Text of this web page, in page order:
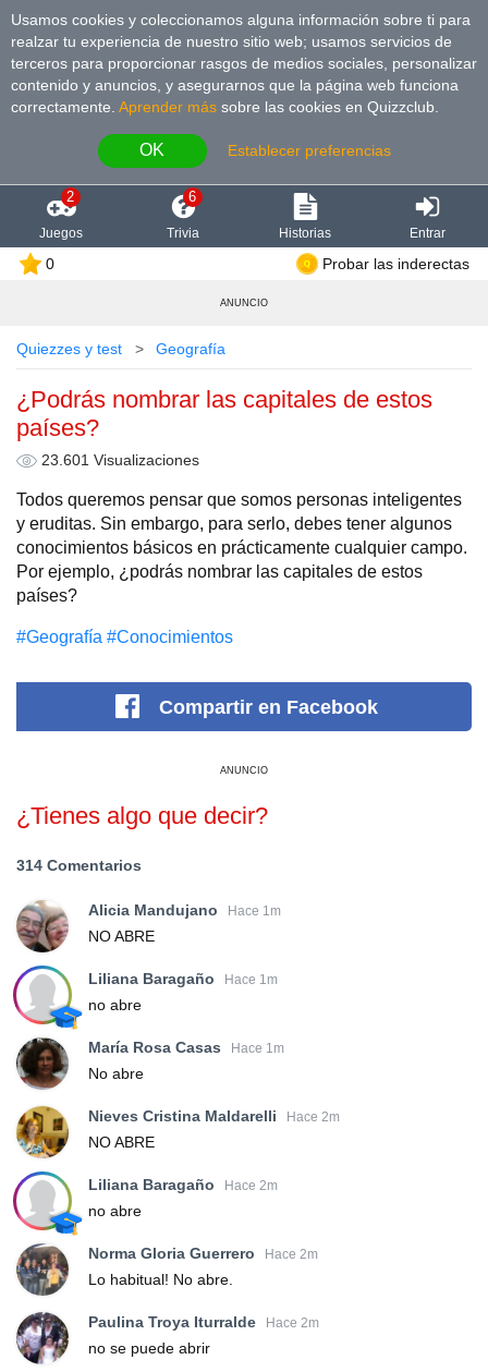
Usamos cookies y coleccionamos alguna información sobre ti para
realzar tu experiencia de nuestro sitio web; usamos servicios de
terceros para proporcionar rasgos de medios sociales, personalizar
contenido y anuncios, y asegurarnos que la página web funciona
correctamente. Aprender más sobre las cookies en Quizzclub.
OK Establecer preferencias
2
Juegos
6
Trivia Historias Entrar
0 Probar las inderectas
ANUNCIO
Quiezzes y test Geografía
¿Podrás nombrar las capitales de estos
países?
23.601 Visualizaciones
Todos queremos pensar que somos personas inteligentes
y eruditas. Sin embargo, para serlo, debes tener algunos
conocimientos básicos en prácticamente cualquier campo.
Por ejemplo, ¿podrás nombrar las capitales de estos
países?
#Geografía #Conocimientos
Compartir en Facebook
ANUNCIO
¿Tienes algo que decir?
314 Comentarios
Alicia Mandujano Hace 1m
NO ABRE
Liliana Baragaño Hace 1m
no abre
María Rosa Casas Hace 1m
No abre
Nieves Cristina Maldarelli Hace 2m
NO ABRE
Liliana Baragaño Hace 2m
no abre
Norma Gloria Guerrero Hace 2m
Lo habitual! No abre.
Paulina Troya Iturralde Hace 2m
no se puede abrir